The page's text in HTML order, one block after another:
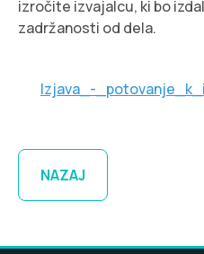
izročite izvajalcu, ki bo
zadržanosti od dela.
Izjava_-
NAZAJ